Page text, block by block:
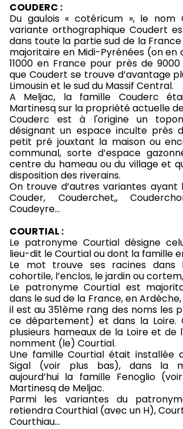
COUDERC :
Du gaulois « cotéricum », le nom
variante orthographique Coudert
dans toute la partie sud de la
majoritaire en Midi-Pyrénées (on en
11000 en France pour près de
que Coudert se trouve d’avantage
Limousin et le sud du Massif Central.
A Meljac, la famille Couderc
Martinesq sur la propriété actuelle
Couderc est à l'origine un
désignant un espace inculte près
petit pré jouxtant la maison ou
communal, sorte d’espace
centre du hameau ou du village et
disposition des riverains.
On trouve d’autres variantes ayant
Couder, Couderchet,,
Coudeyre…
COURTIAL :
Le patronyme Courtial désigne
lieu-dit le Courtial ou dont la famille
Le mot trouve ses racines dans
cohortile, l’enclos, le jardin ou
Le patronyme Courtial est
dans le sud de la France, en
il est au 351ème rang des noms les
ce département) et dans la Loire.
plusieurs hameaux de la Loire et de
nomment (le) Courtial.
Une famille Courtial était installée
Sigal (voir plus bas), dans la
aujourd’hui la famille Fenoglio
Martinesq de Meljac.
Parmi les variantes du
retiendra Courthial (avec un H),
Courthiau…